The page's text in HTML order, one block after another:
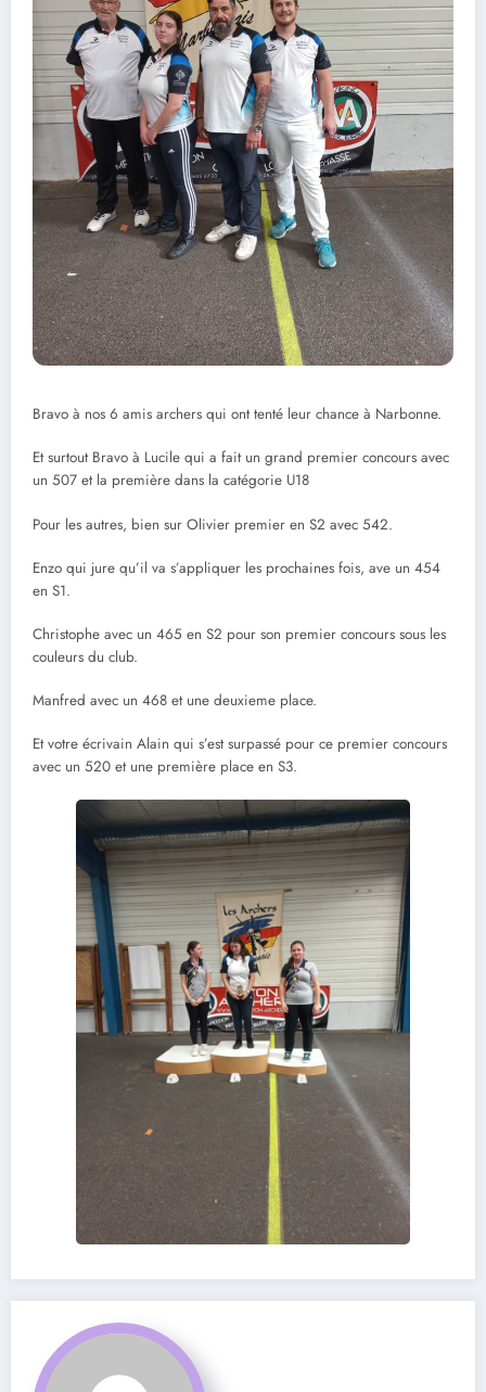
Bravo à nos 6 amis archers qui ont tenté leur chance à Narbonne.
Et surtout Bravo à Lucile qui a fait un grand premier concours avec
un 507 et la première dans la catégorie U18
Pour les autres, bien sur Olivier premier en S2 avec 542.
Enzo qui jure qu’il va s’appliquer les prochaines fois, ave un 454
en S1.
Christophe avec un 465 en S2 pour son premier concours sous les
couleurs du club.
Manfred avec un 468 et une deuxieme place.
Et votre écrivain Alain qui s’est surpassé pour ce premier concours
avec un 520 et une première place en S3.